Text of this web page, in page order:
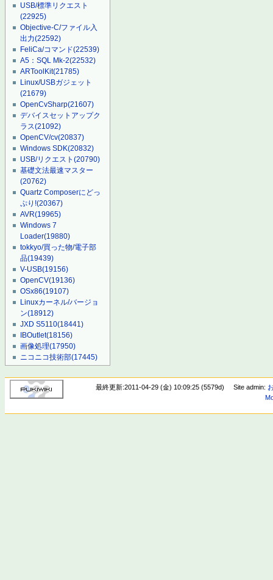
USB/標準リクエスト
(22925)
Objective-C/ファイル入
出力(22592)
FeliCa/コマンド(22539)
A5：SQL Mk-2(22532)
ARToolKit(21785)
Linux/USBガジェット
(21679)
OpenCvSharp(21607)
デバイスセットアップク
ラス(21092)
OpenCV/cv(20837)
Windows SDK(20832)
USB/リクエスト(20790)
基礎文法最速マスター
(20762)
Quartz Composerにどっ
ぷり!(20367)
AVR(19965)
Windows 7
Loader(19880)
tokkyo/買った物/電子部
品(19439)
V-USB(19156)
OpenCV(19136)
OSx86(19107)
Linuxカーネル/バージョ
ン(18912)
JXD S5110(18441)
IBOutlet(18156)
画像処理(17950)
ニコニコ技術部(17445)
最終更新:2011-04-29 (金) 10:09:25 (5579d) Site admin: